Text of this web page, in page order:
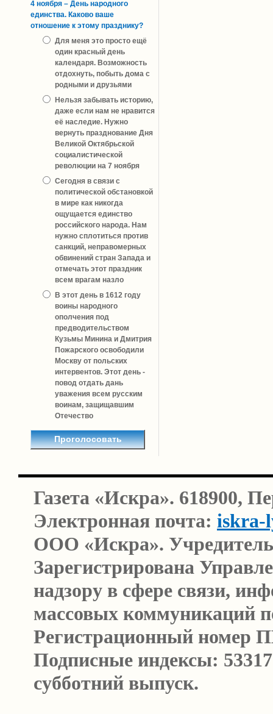
4 ноября – День народного
единства. Каково ваше
отношение к этому празднику?
Для меня это просто ещё
один красный день
календаря. Возможность
отдохнуть, побыть дома с
родными и друзьями
Нельзя забывать историю,
даже если нам не нравится
её наследие. Нужно
вернуть празднование Дня
Великой Октябрьской
социалистической
революции на 7 ноября
Сегодня в связи с
политической обстановкой
в мире как никогда
ощущается единство
российского народа. Нам
нужно сплотиться против
санкций, неправомерных
обвинений стран Запада и
отмечать этот праздник
всем врагам назло
В этот день в 1612 году
воины народного
ополчения под
предводительством
Кузьмы Минина и Дмитрия
Пожарского освободили
Москву от польских
интервентов. Этот день -
повод отдать дань
уважения всем русским
воинам, защищавшим
Отечество
Газета «Искра». 618900,
Электронная почта: iskra-
ООО «Искра».
Зарегистрирована
надзору в сфере связи,
массовых коммуникаций
Регистрационный номер
Подписные индексы:
субботний выпуск.